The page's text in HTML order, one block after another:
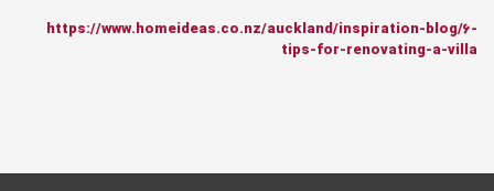
https://www.homeideas.co.nz/auckland/inspiration-blog/6-
tips-for-renovating-a-villa